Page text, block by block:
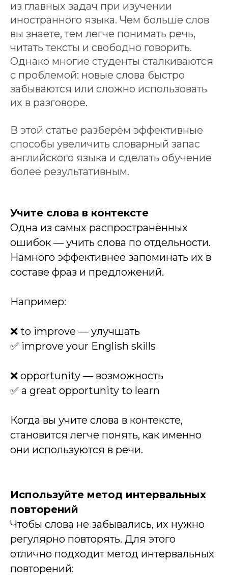
из главных задач при изучении
иностранного языка. Чем больше слов
вы знаете, тем легче понимать речь,
читать тексты и свободно говорить.
Однако многие студенты сталкиваются
с проблемой: новые слова быстро
забываются или сложно использовать
их в разговоре.
В этой статье разберём эффективные
способы увеличить словарный запас
английского языка и сделать обучение
более результативным.
Учите слова в контексте
Одна из самых распространённых
ошибок — учить слова по отдельности.
Намного эффективнее запоминать их в
составе фраз и предложений.
Например:
❌ to improve — улучшать
✅ improve your English skills
❌ opportunity — возможность
✅ a great opportunity to learn
Когда вы учите слова в контексте,
становится легче понять, как именно
они используются в речи.
Используйте метод интервальных
повторений
Чтобы слова не забывались, их нужно
регулярно повторять. Для этого
отлично подходит метод интервальных
повторений: